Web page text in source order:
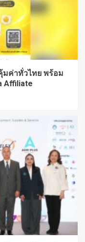
มค่าทั่วไทย พร้อม
Affiliate